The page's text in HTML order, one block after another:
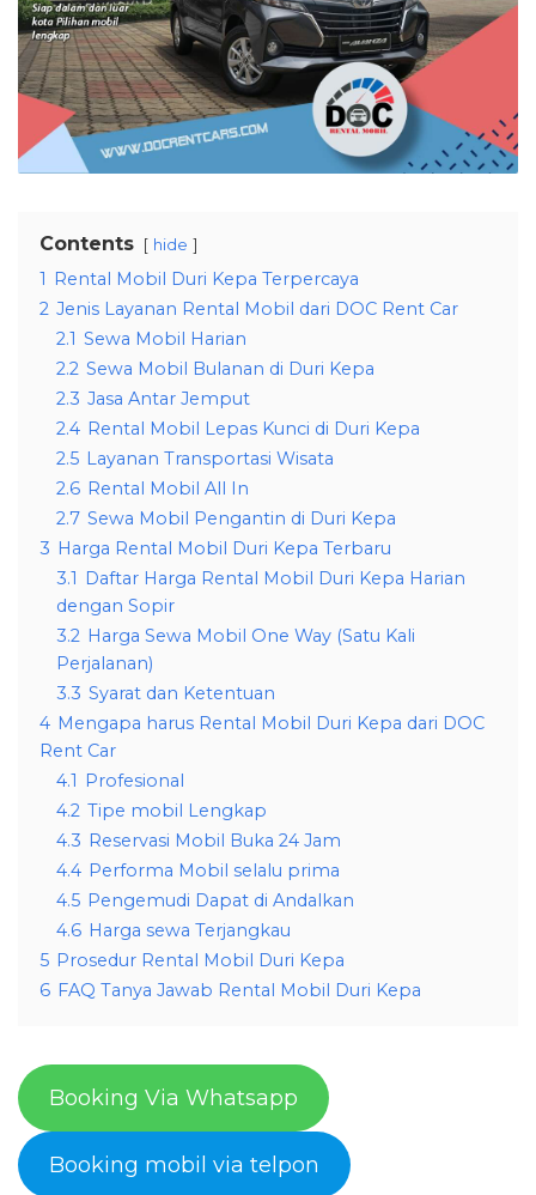
Contents hide
1 Rental Mobil Duri Kepa Terpercaya
2 Jenis Layanan Rental Mobil dari DOC Rent Car
2.1 Sewa Mobil Harian
2.2 Sewa Mobil Bulanan di Duri Kepa
2.3 Jasa Antar Jemput
2.4 Rental Mobil Lepas Kunci di Duri Kepa
2.5 Layanan Transportasi Wisata
2.6 Rental Mobil All In
2.7 Sewa Mobil Pengantin di Duri Kepa
3 Harga Rental Mobil Duri Kepa Terbaru
3.1 Daftar Harga Rental Mobil Duri Kepa Harian
dengan Sopir
3.2 Harga Sewa Mobil One Way (Satu Kali
Perjalanan)
3.3 Syarat dan Ketentuan
4 Mengapa harus Rental Mobil Duri Kepa dari DOC
Rent Car
4.1 Profesional
4.2 Tipe mobil Lengkap
4.3 Reservasi Mobil Buka 24 Jam
4.4 Performa Mobil selalu prima
4.5 Pengemudi Dapat di Andalkan
4.6 Harga sewa Terjangkau
5 Prosedur Rental Mobil Duri Kepa
6 FAQ Tanya Jawab Rental Mobil Duri Kepa
Booking Via Whatsapp
Booking mobil via telpon